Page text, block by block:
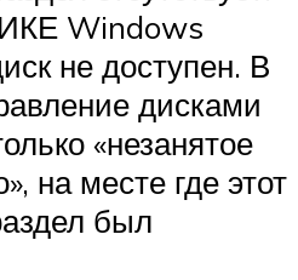
Windows
не доступен. В
дисками
«незанятое
на месте где этот
был